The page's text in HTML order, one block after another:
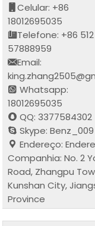
Celular: +86
18012695035
Telefone: +86 512
57888959
Email:
Whatsapp:
18012695035
QQ: 3377584302
Skype: Benz_009
Endereço:
Companhia: No. 2
Road, Zhangpu
Kunshan City,
Province